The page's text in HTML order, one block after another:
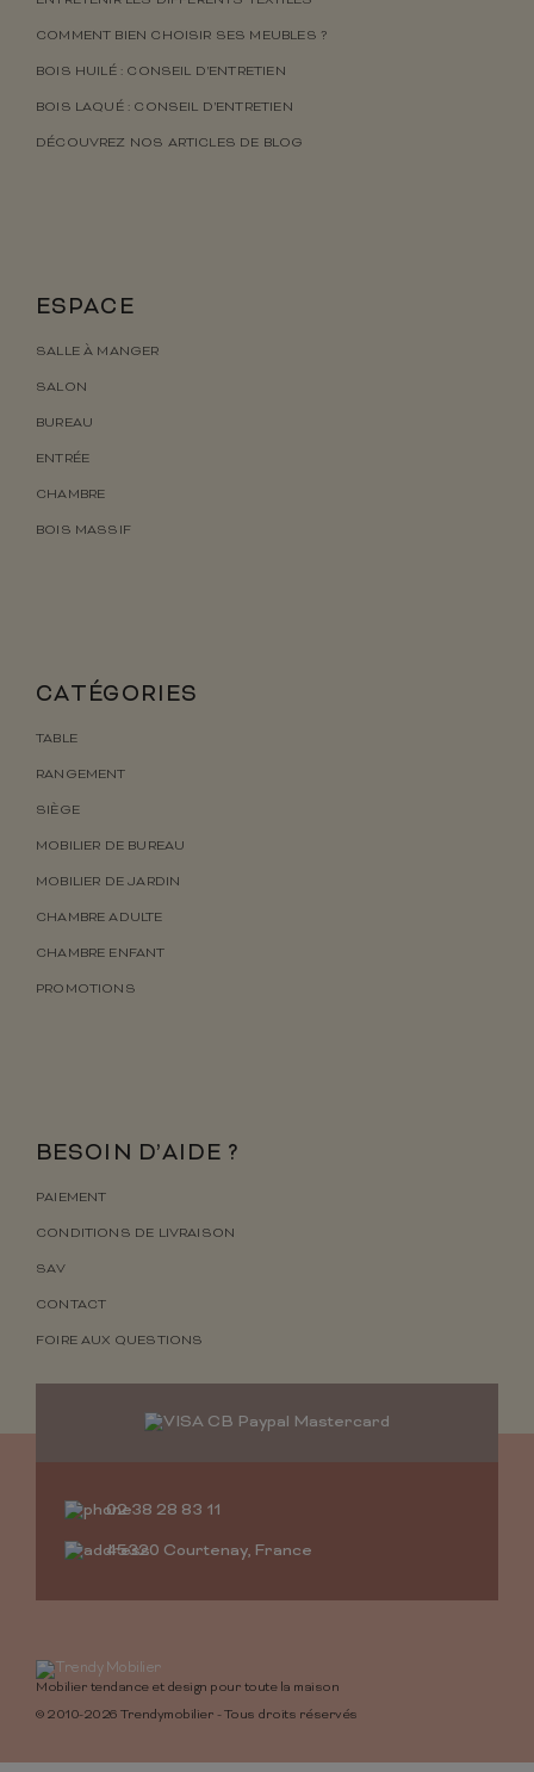
COMMENT BIEN CHOISIR SES MEUBLES ?
BOIS HUILÉ : CONSEIL D’ENTRETIEN
BOIS LAQUÉ : CONSEIL D’ENTRETIEN
DÉCOUVREZ NOS ARTICLES DE BLOG
ESPACE
SALLE À MANGER
SALON
BUREAU
ENTRÉE
CHAMBRE
BOIS MASSIF
CATÉGORIES
TABLE
RANGEMENT
SIÈGE
MOBILIER DE BUREAU
MOBILIER DE JARDIN
CHAMBRE ADULTE
CHAMBRE ENFANT
PROMOTIONS
BESOIN D’AIDE ?
PAIEMENT
CONDITIONS DE LIVRAISON
SAV
CONTACT
FOIRE AUX QUESTIONS
02 38 28 83 11
45320 Courtenay, France
Mobilier tendance et design pour toute la maison
© 2010-2026 Trendymobilier - Tous droits réservés